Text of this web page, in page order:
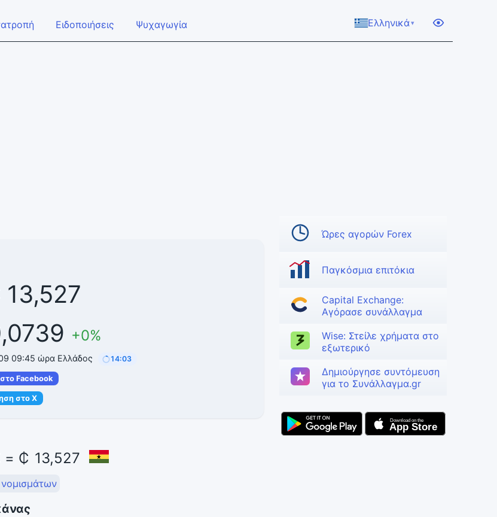
Ειδοποιήσεις Ψυχαγωγία Ελληνικά▾
+0%
09:45 ώρα Ελλάδος 14:02
Facebook
στο X
= ₵ 13,527
Ώρες αγορών Forex
Παγκόσμια επιτόκια
Capital Exchange:
Αγόρασε συνάλλαγμα
Wise: Στείλε χρήματα στο
εξωτερικό
Δημιούργησε συντόμευση
για το Συνάλλαγμα.gr